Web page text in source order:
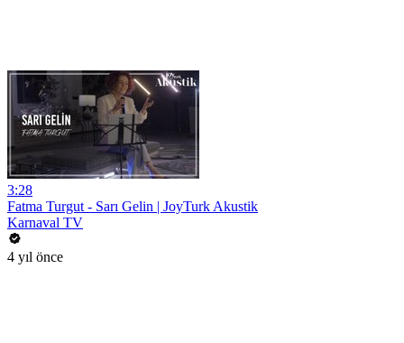
3:28
Fatma Turgut - Sarı Gelin | JoyTurk Akustik
Karnaval TV
4 yıl önce